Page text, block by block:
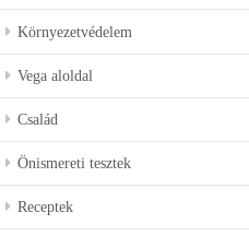
Környezetvédelem
Vega aloldal
Család
Önismereti tesztek
Receptek